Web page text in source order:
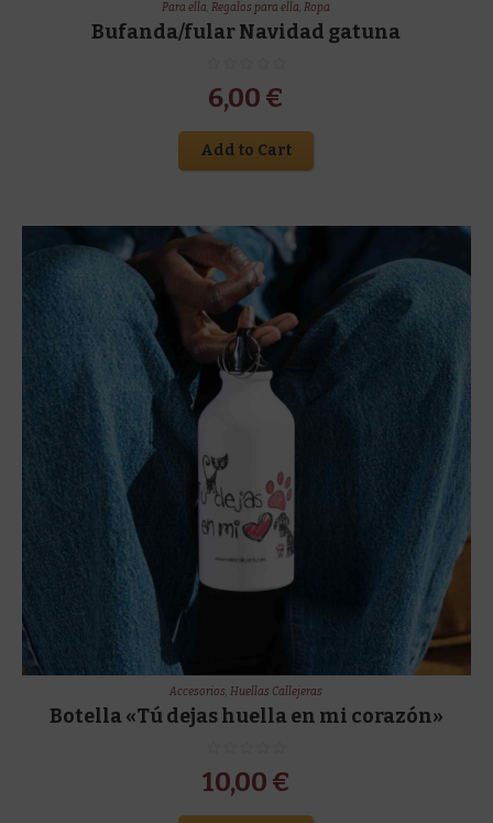
Para ella,Regalos para ella,Ropa
Bufanda/fular Navidad gatuna
6,00 €
Add to Cart
Accesorios,Huellas Callejeras
Botella «Tú dejas huella en mi corazón»
10,00 €